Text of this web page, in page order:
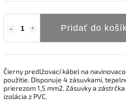
Pridať do
Čierny predlžovací kábel na
použitie. Disponuje 4 zásuvkami,
prierezom 1,5 mm2. Zásuvky a
izolácia z PVC.